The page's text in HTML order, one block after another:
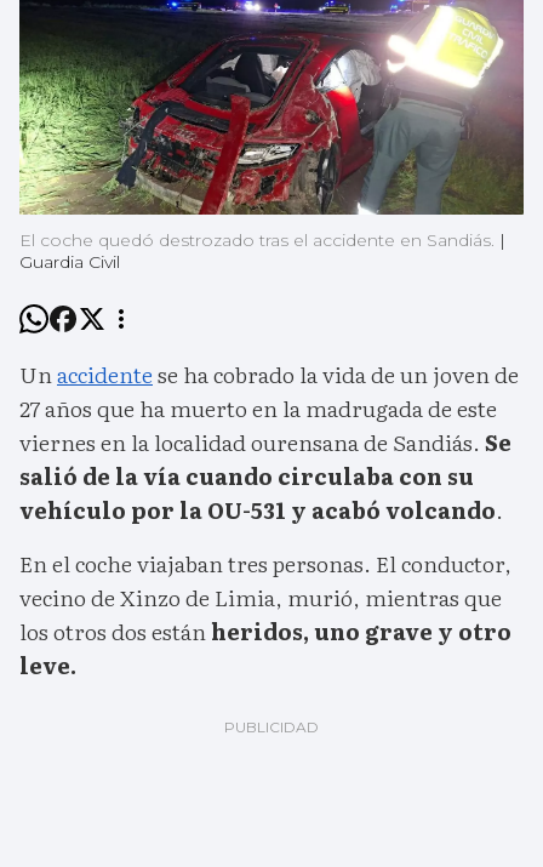
El coche quedó destrozado tras el accidente en Sandiás. |
Guardia Civil
Unaccidentese ha cobrado la vida de un joven de
27 años que ha muerto en la madrugada de este
viernes en la localidad ourensana de Sandiás. Se
salió de la vía cuando circulaba con su
vehículo por la OU-531 y acabó volcando.
En el coche viajaban tres personas. El conductor,
vecino de Xinzo de Limia, murió, mientras que
los otros dos estánheridos, uno grave y otro
leve.